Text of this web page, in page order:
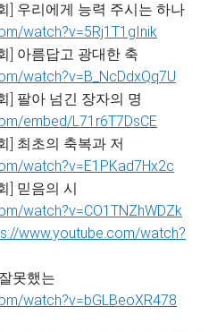
] 우리에게 능력 주시는 하나
watch?v=5Rj1T1gInik
] 아름답고 광대한 축
watch?v=B_NcDdxQq7U
] 팔아 넘긴 장자의 명
embed/L71r6T7DsCE
] 최초의 축복과 저
watch?v=E1PKad7Hx2c
] 믿음의 시
watch?v=CO1TNZhWDZk
www.youtube.com/watch?
못했는
watch?v=bGLBeoXR478